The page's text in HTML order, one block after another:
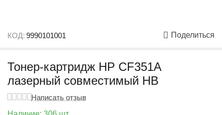
КОД: 9990101001 Поделиться
Тонер-картридж HP CF351A
лазерный совместимый HB
Написать отзыв